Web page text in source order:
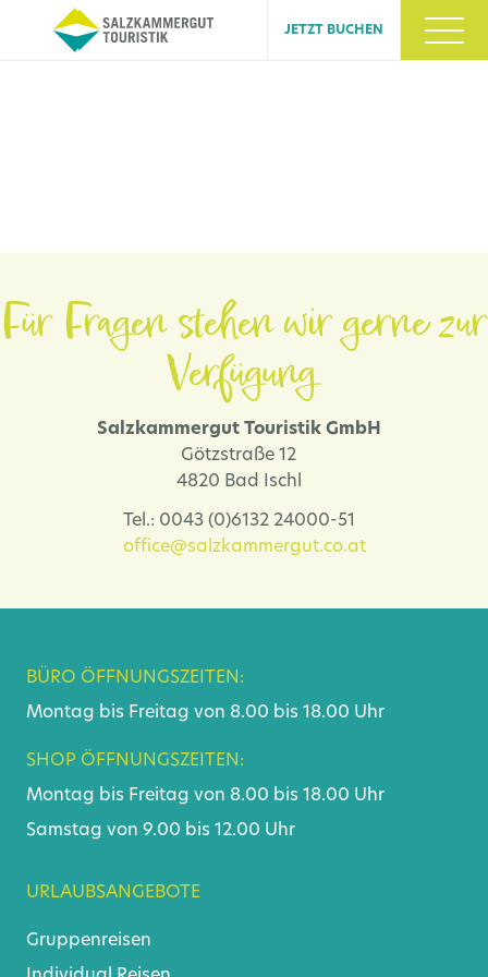
JETZT BUCHEN
Für Fragen stehen wir gerne zur
Verfügung.
Salzkammergut Touristik GmbH
Götzstraße 12
4820 Bad Ischl
Tel.: 0043 (0)6132 24000-51
office@salzkammergut.co.at
BÜRO ÖFFNUNGSZEITEN:
Montag bis Freitag von 8.00 bis 18.00 Uhr
SHOP ÖFFNUNGSZEITEN:
Montag bis Freitag von 8.00 bis 18.00 Uhr
Samstag von 9.00 bis 12.00 Uhr
URLAUBSANGEBOTE
Gruppenreisen